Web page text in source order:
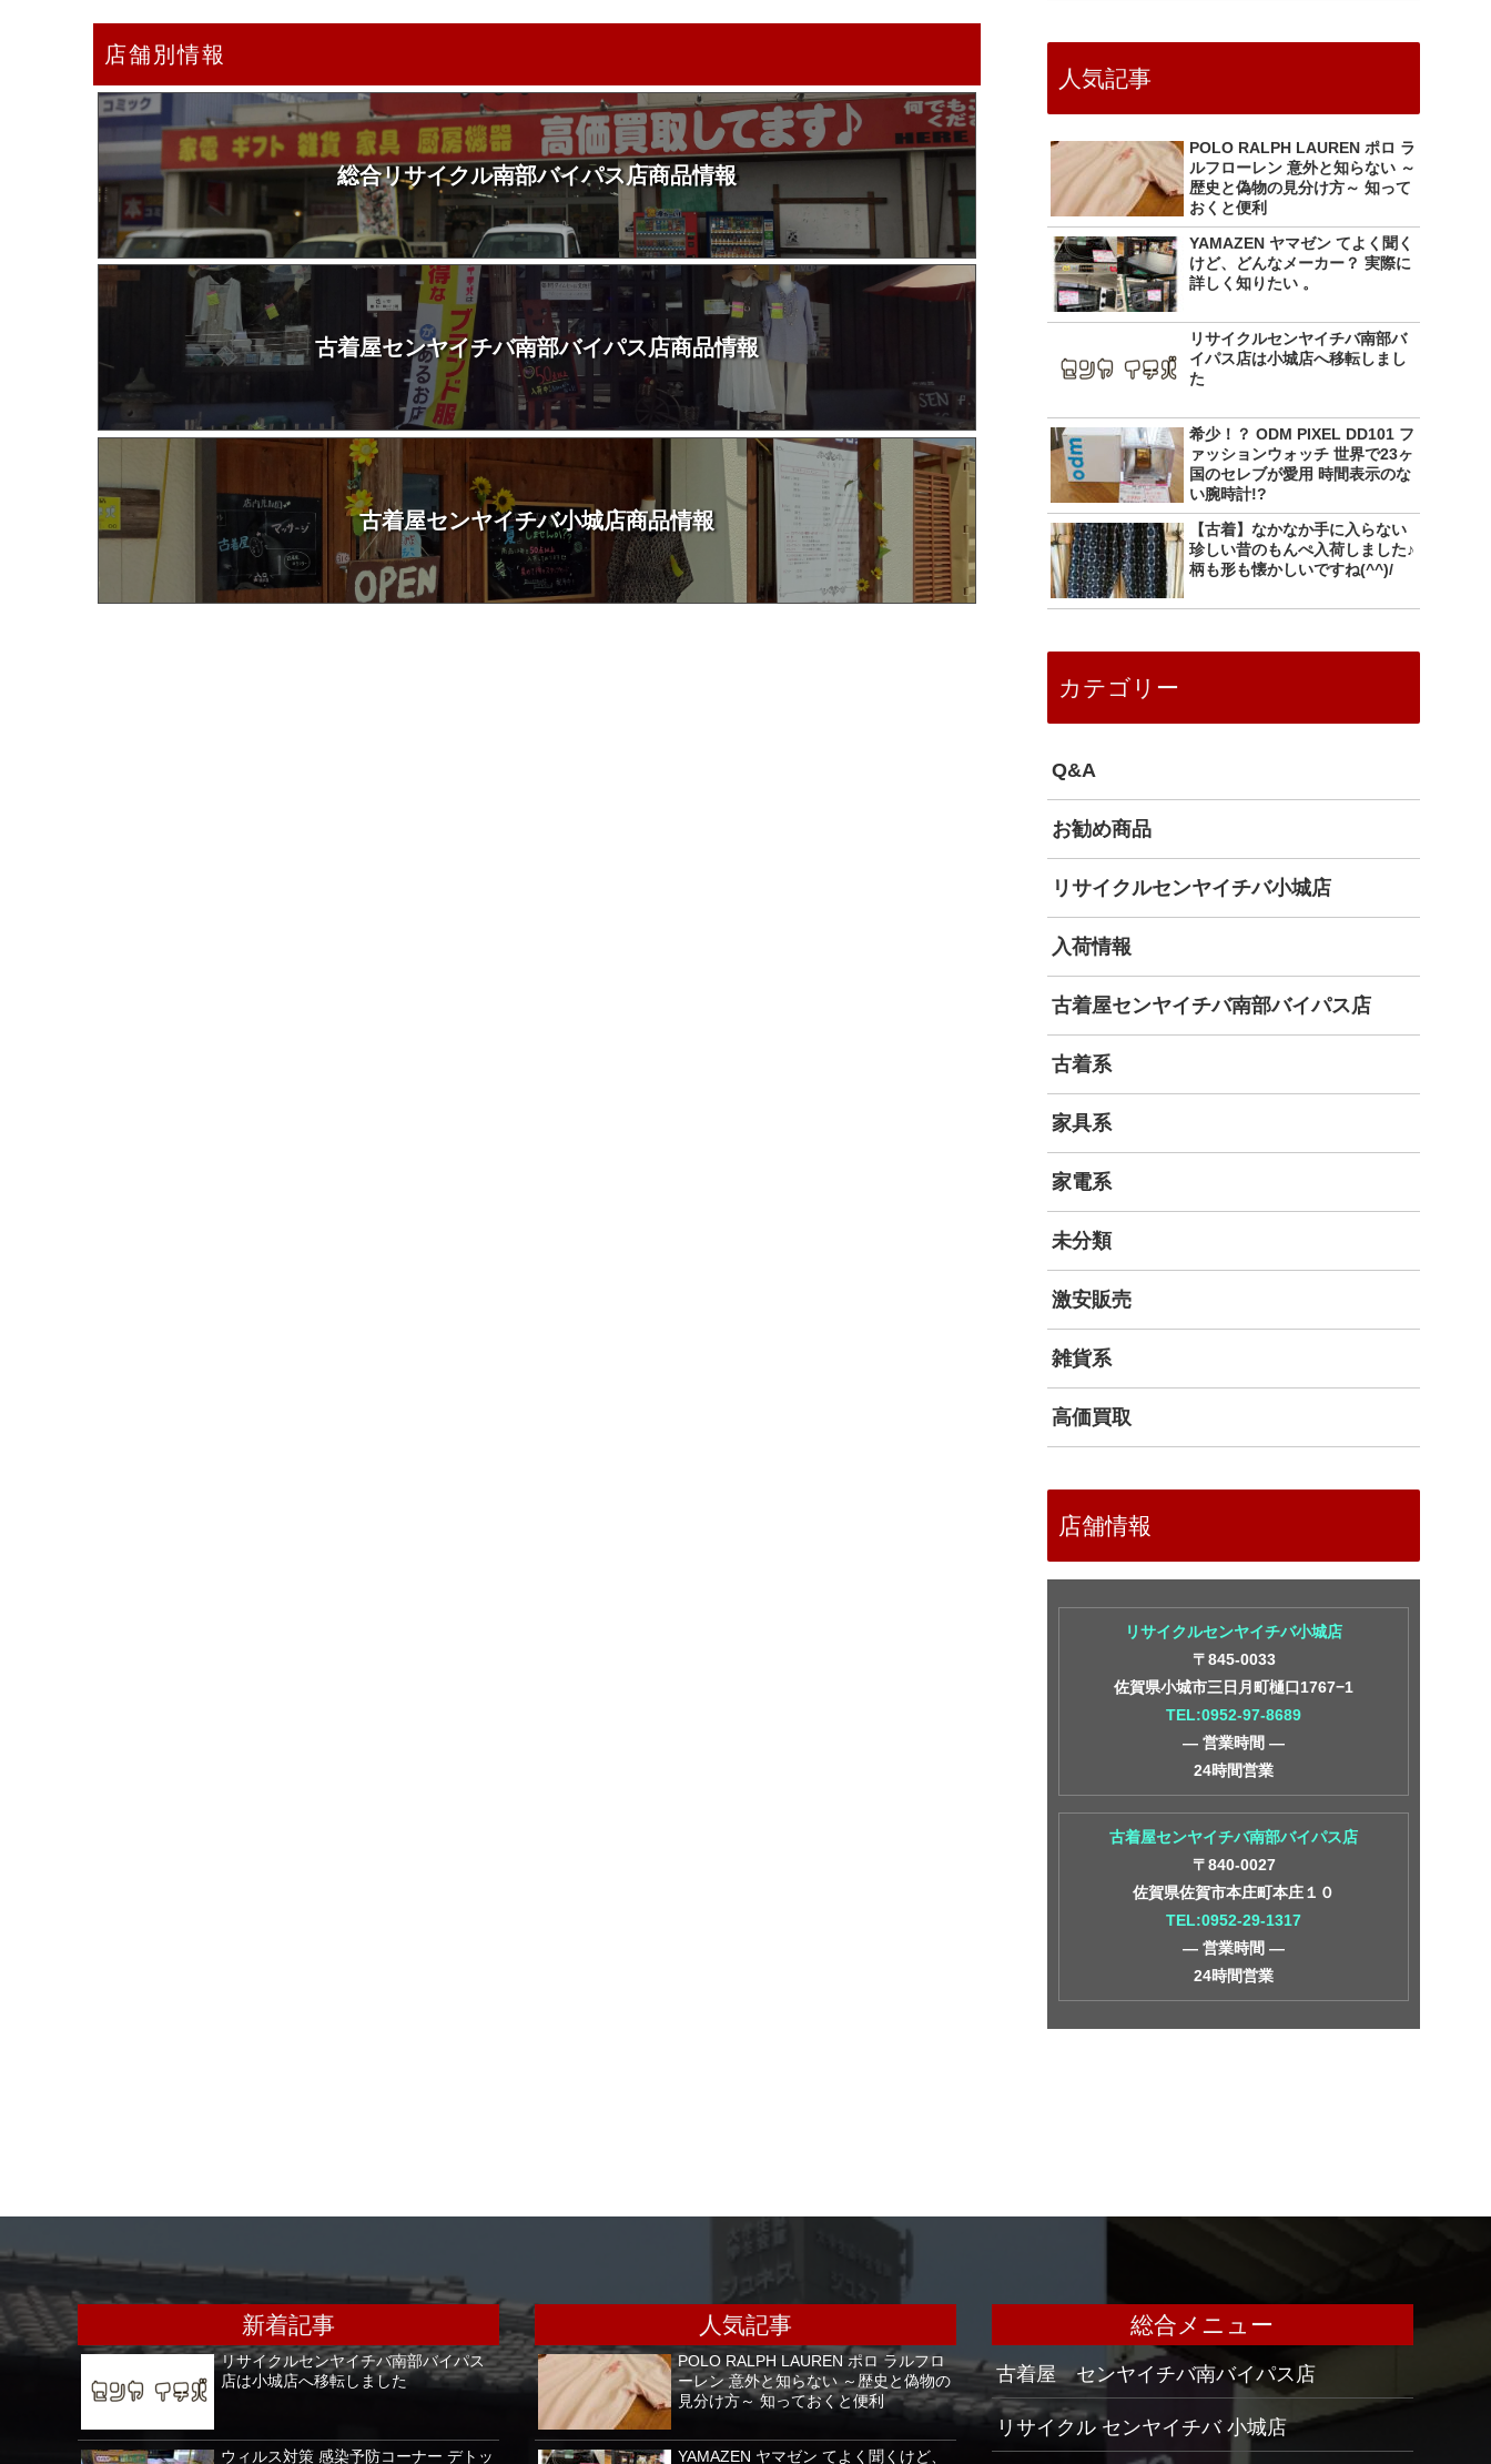
店舗別情報
総合リサイクル南部バイパス店商品情報
古着屋センヤイチバ南部バイパス店商品情報
古着屋センヤイチバ小城店商品情報
人気記事
POLO RALPH LAUREN ポロ ラ
ルフローレン 意外と知らない ～
歴史と偽物の見分け方～ 知って
おくと便利
YAMAZEN ヤマゼン てよく聞く
けど、どんなメーカー？ 実際に
詳しく知りたい 。
リサイクルセンヤイチバ南部バ
イパス店は小城店へ移転しまし
た
希少！？ ODM PIXEL DD101 フ
ァッションウォッチ 世界で23ヶ
国のセレブが愛用 時間表示のな
い腕時計!?
【古着】なかなか手に入らない
珍しい昔のもんぺ入荷しました♪
柄も形も懐かしいですね(^^)/
カテゴリー
Q&A
お勧め商品
リサイクルセンヤイチバ小城店
入荷情報
古着屋センヤイチバ南部バイパス店
古着系
家具系
家電系
未分類
激安販売
雑貨系
高価買取
店舗情報
リサイクルセンヤイチバ小城店
〒845-0033
佐賀県小城市三日月町樋口1767−1
TEL:0952-97-8689
― 営業時間 ―
24時間営業
古着屋センヤイチバ南部バイパス店
〒840-0027
佐賀県佐賀市本庄町本庄１０
TEL:0952-29-1317
― 営業時間 ―
24時間営業
新着記事
リサイクルセンヤイチバ南部バイパス
店は小城店へ移転しました
ウィルス対策 感染予防コーナー デトッ
人気記事
POLO RALPH LAUREN ポロ ラルフロ
ーレン 意外と知らない ～歴史と偽物の
見分け方～ 知っておくと便利
YAMAZEN ヤマゼン てよく聞くけど、
総合メニュー
古着屋 センヤイチバ南バイパス店
リサイクル センヤイチバ 小城店